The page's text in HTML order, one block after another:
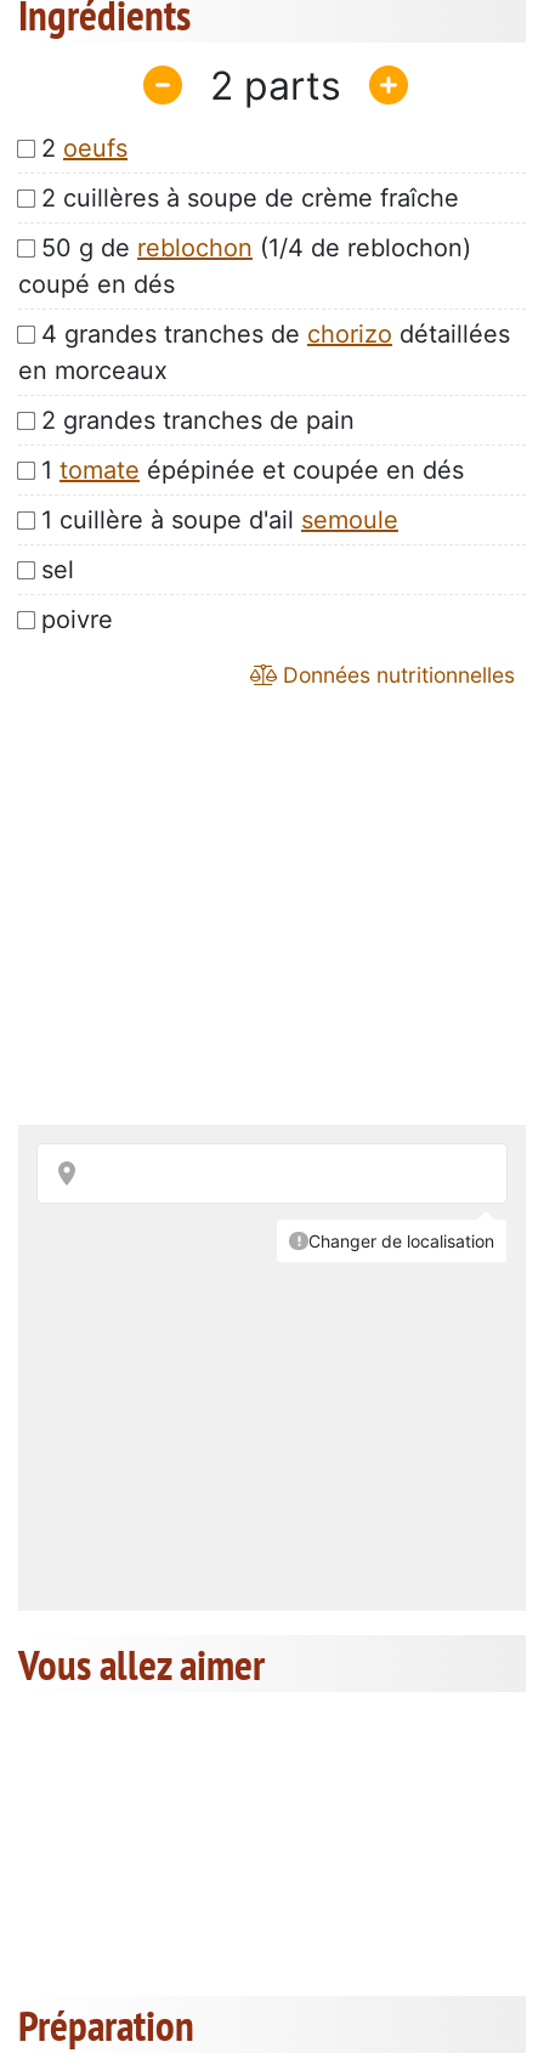
Ingrédients
2
2 oeufs
2 cuillères à soupe de crème fraîche
50 g de reblochon (1/4 de reblochon)
coupé en dés
4 grandes tranches de chorizo détaillées
en morceaux
2 grandes tranches de pain
1 tomate épépinée et coupée en dés
1 cuillère à soupe d'ail semoule
sel
poivre
Données nutritionnelles
Vous allez aimer
Préparation